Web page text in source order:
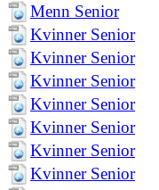
Menn Senior
Kvinner Senior
Kvinner Senior
Kvinner Senior
Kvinner Senior
Kvinner Senior
Kvinner Senior
Kvinner Senior